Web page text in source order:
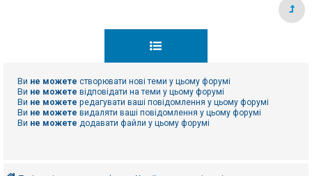
Ви не можете створювати нові теми у цьому форумі
Ви не можете відповідати на теми у цьому форумі
Ви не можете редагувати ваші повідомлення у цьому форумі
Ви не можете видаляти ваші повідомлення у цьому форумі
Ви не можете додавати файли у цьому форумі